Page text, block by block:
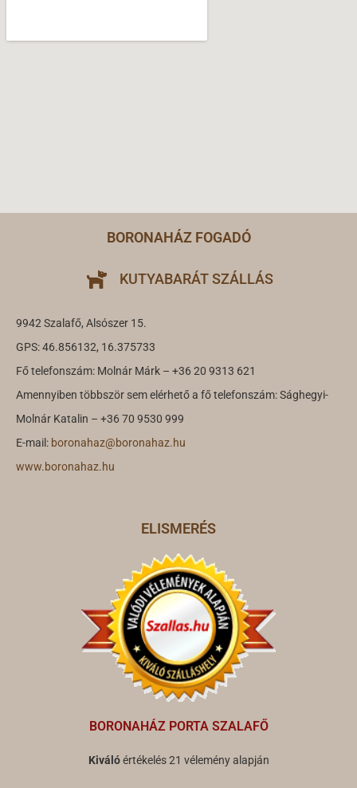
BORONAHÁZ FOGADÓ
KUTYABARÁT SZÁLLÁS
9942 Szalafő, Alsószer 15.
GPS: 46.856132, 16.375733
Fő telefonszám: Molnár Márk – +36 20 9313 621
Amennyiben többször sem elérhető a fő telefonszám: Sághegyi-
Molnár Katalin – +36 70 9530 999
E-mail: boronahaz@boronahaz.hu
www.boronahaz.hu
ELISMERÉS
BORONAHÁZ PORTA SZALAFŐ
Kiválóértékelés 21 vélemény alapján